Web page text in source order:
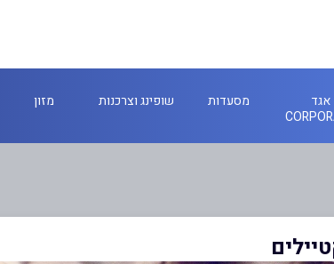
אגד
מסעדות שופינג וצרכנות מזון